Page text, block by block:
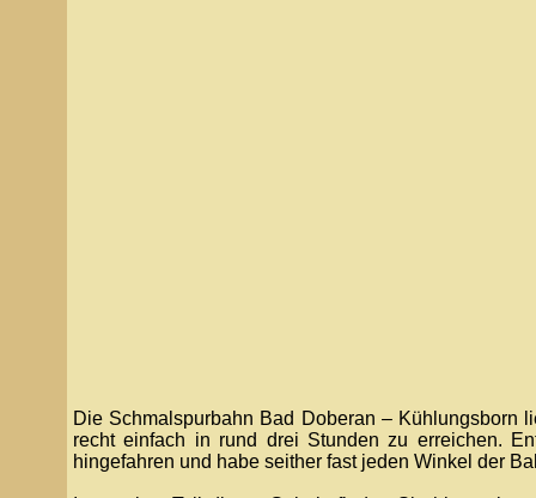
Die Schmalspurbahn Bad Doberan – Kühlungsborn
recht einfach in rund drei Stunden zu erreichen.
hingefahren und habe seither fast jeden Winkel der